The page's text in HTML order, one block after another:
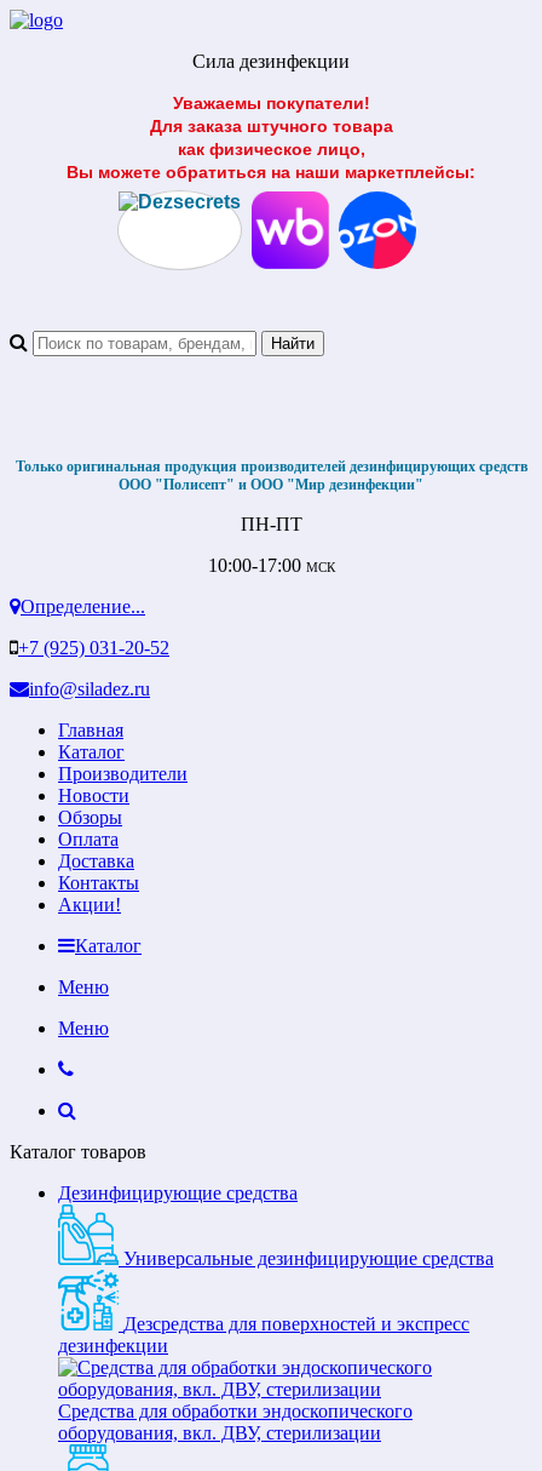
Сила дезинфекции
Уважаемы покупатели!
Для заказа штучного товара
как физическое лицо,
Вы можете обратиться на наши маркетплейсы:
Только оригинальная продукция производителей дезинфицирующих средств
ООО "Полисепт" и ООО "Мир дезинфекции"
ПН-ПТ
10:00-17:00 МСК
Определение...
+7 (925) 031-20-52
info@siladez.ru
Главная
Каталог
Производители
Новости
Обзоры
Оплата
Доставка
Контакты
Акции!
Каталог
Меню
Меню
Каталог товаров
Дезинфицирующие средства
Универсальные дезинфицирующие средства
Дезсредства для поверхностей и экспресс
дезинфекции
Средства для обработки эндоскопического
оборудования, вкл. ДВУ, стерилизации